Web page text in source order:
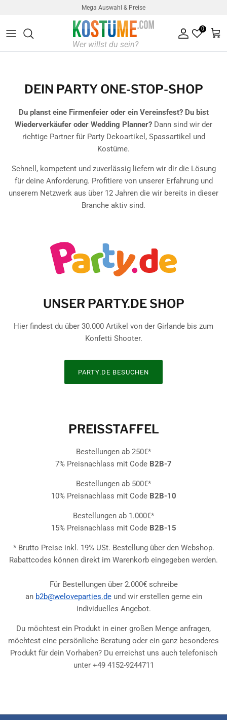
Mega Auswahl & Preise
0
Konto
DEIN PARTY ONE-STOP-SHOP
Du planst eine Firmenfeier oder ein Vereinsfest? Du bist
Wiederverkäufer oder Wedding Planner? Dann sind wir der
richtige Partner für Party Dekoartikel, Spassartikel und
Kostüme.
Schnell, kompetent und zuverlässig liefern wir dir die Lösung
für deine Anforderung. Profitiere von unserer Erfahrung und
unserem Netzwerk aus über 12 Jahren die wir bereits in dieser
Branche aktiv sind.
UNSER PARTY.DE SHOP
Hier findest du über 30.000 Artikel von der Girlande bis zum
Konfetti Shooter.
PARTY.DE BESUCHEN
PREISSTAFFEL
Bestellungen ab 250€*
7% Preisnachlass mit Code B2B-7
Bestellungen ab 500€*
10% Preisnachlass mit Code B2B-10
Bestellungen ab 1.000€*
15% Preisnachlass mit Code B2B-15
* Brutto Preise inkl. 19% USt. Bestellung über den Webshop.
Rabattcodes können direkt im Warenkorb eingegeben werden.
Für Bestellungen über 2.000€ schreibe
an b2b@weloveparties.deund wir erstellen gerne ein
individuelles Angebot.
Du möchtest ein Produkt in einer großen Menge anfragen,
möchtest eine persönliche Beratung oder ein ganz besonderes
Produkt für dein Vorhaben? Du erreichst uns auch telefonisch
unter +49 4152-9244711